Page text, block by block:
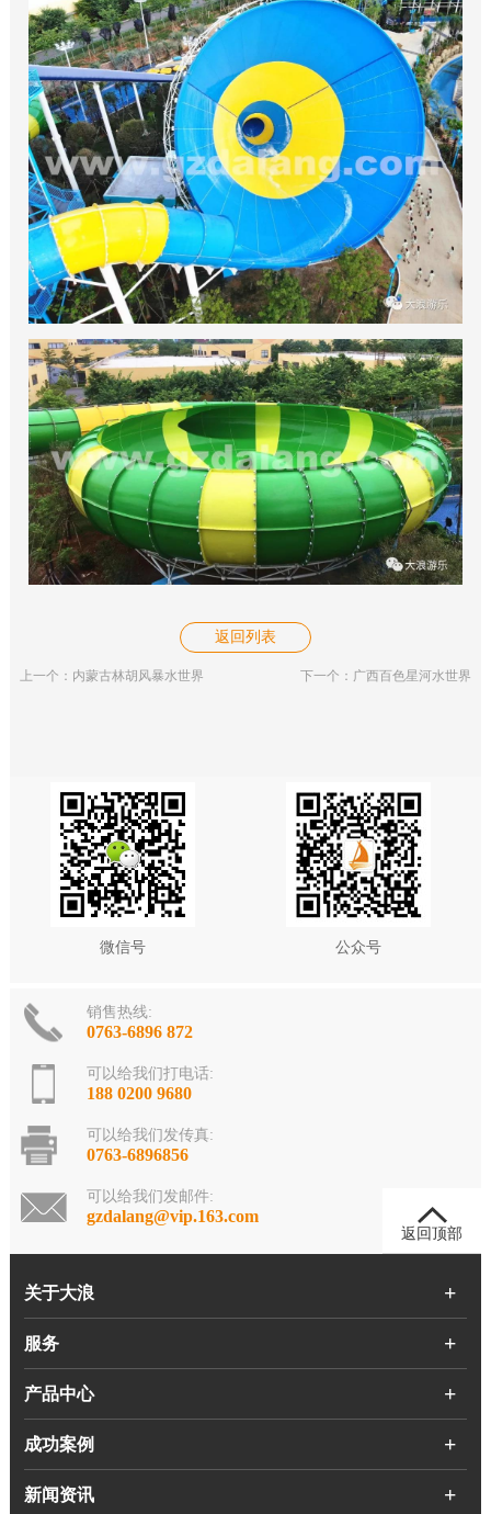
返回列表
上一个：内蒙古林胡风暴水世界 下一个：广西百色星河水世界
返回顶部
微信号 公众号
销售热线:
0763-6896 872
可以给我们打电话:
188 0200 9680
可以给我们发传真:
0763-6896856
可以给我们发邮件:
gzdalang@vip.163.com
关于大浪
服务
产品中心
成功案例
新闻资讯